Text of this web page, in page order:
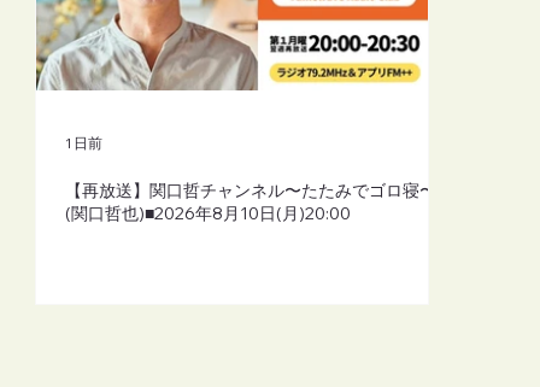
【再放送】関口哲チャンネル〜たたみでゴロ寝〜
(関口哲也)■2026年8月10日(月)20:00
1 日前